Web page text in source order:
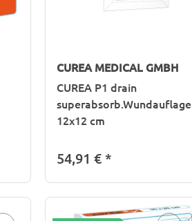
CUREA MEDICAL GMBH
CUREA P1 drain
superabsorb.Wundauflage
12x12 cm
54,91 €*